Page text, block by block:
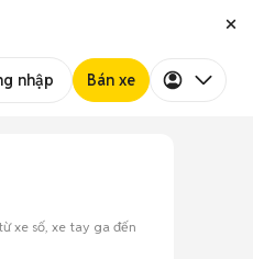
nhập Bán xe
xe số, xe tay ga đến